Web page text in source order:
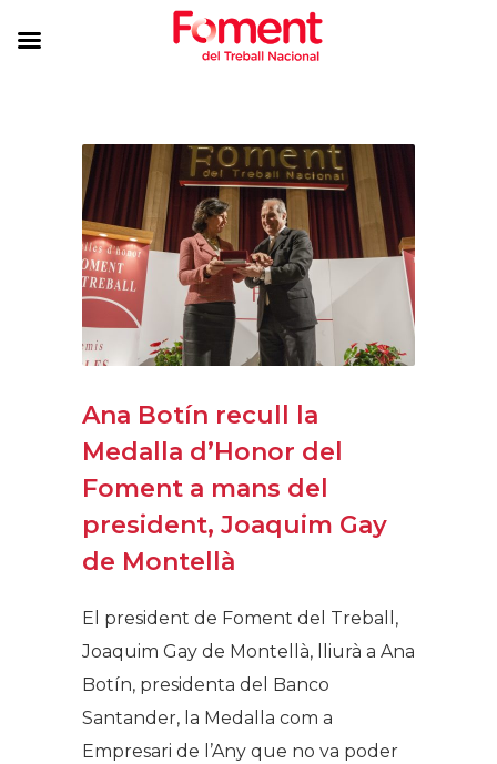
Ana Botín recull la
Medalla d’Honor del
Foment a mans del
president, Joaquim Gay
de Montellà
El president de Foment del Treball,
Joaquim Gay de Montellà, lliurà a Ana
Botín, presidenta del Banco
Santander, la Medalla com a
Empresari de l’Any que no va poder